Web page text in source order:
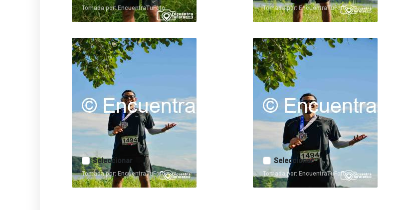
Tomada por: EncuentraTuFoto Tomada por: EncuentraTuFoto
Seleccionar
Tomada por: EncuentraTuFoto
Seleccionar
Tomada por: EncuentraTuFoto